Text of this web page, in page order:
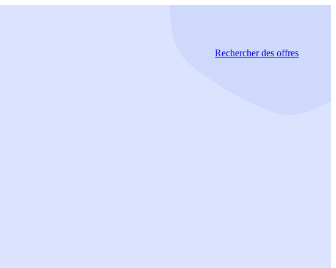
Rechercherdes offres